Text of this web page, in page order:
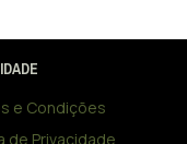
e Condições
de Privacidade